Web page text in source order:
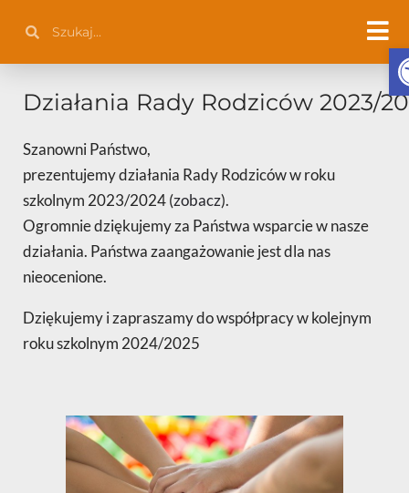
treści
Działania Rady Rodziców 2023/
Szanowni Państwo,
prezentujemy działania Rady Rodziców w roku
szkolnym 2023/2024 (zobacz).
Ogromnie dziękujemy za Państwa wsparcie w nasze
działania. Państwa zaangażowanie jest dla nas
nieocenione.
Dziękujemy i zapraszamy do współpracy w kolejnym
roku szkolnym 2024/2025